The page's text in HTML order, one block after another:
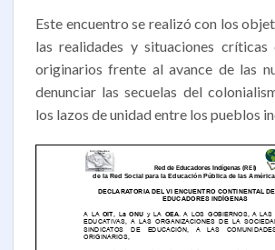
Este encuentro se realizó con los
las realidades y situaciones críticas
originarios frente al avance de las
denunciar las secuelas del
los lazos de unidad entre los pueblos